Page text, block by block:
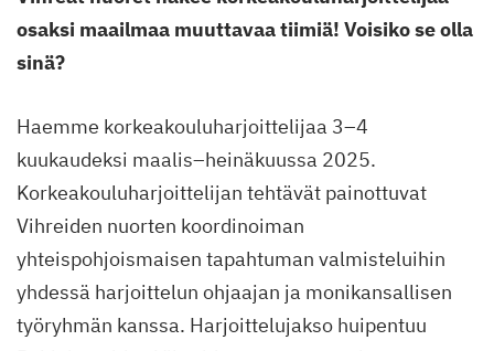
osaksi maailmaa muuttavaa tiimiä! Voisiko se olla
sinä?
Haemme korkeakouluharjoittelijaa 3–4
kuukaudeksi maalis–heinäkuussa 2025.
Korkeakouluharjoittelijan tehtävät painottuvat
Vihreiden nuorten koordinoiman
yhteispohjoismaisen tapahtuman valmisteluihin
yhdessä harjoittelun ohjaajan ja monikansallisen
työryhmän kanssa. Harjoittelujakso huipentuu